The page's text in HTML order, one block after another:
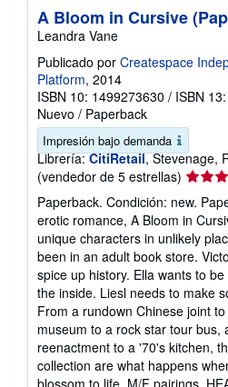
A Bloom in Cursive
Leandra Vane
Publicado por Createspace
Platform, 2014
ISBN 10: 1499273630 / ISBN
Nuevo / Paperback
Impresión bajo demanda
Librería: CitiRetail, Stevenage,
(vendedor de 5 estrellas)
5
de
5
Paperback. Condición: new.
erotic romance, A Bloom in
unique characters in unlikely
been in an adult book store.
spice up history. Ella wants to
the inside. Liesl needs to make
From a rundown Chinese joint
museum to a rock star tour bus,
reenactment to a '70's kitchen,
collection are what happens
blossom to life. M/F pairings,